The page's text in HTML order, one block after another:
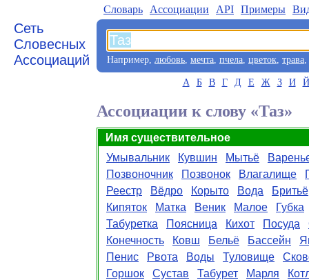
Сеть
Словесных
Ассоциаций
Словарь Aссоциации API Примеры
Например, любовь, мечта, пчела, цветок, трава,
А Б В Г Д Е Ж З И Й
Ассоциации к слову «Таз»
Имя существительное
Умывальник
Кувшин Мытьё
Позвоночник
Позвонок Влагалище
Реестр
Вёдро Корыто Вода
Бритьё
Кипяток
Матка Веник Малое
Губка
Табуретка
Поясница Кихот Посуда
Конечность
Ковш Бельё Бассейн
Пенис
Рвота Воды Туловище
Горшок
Сустав Табурет Марля